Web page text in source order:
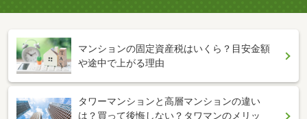
マンションの固定資産税はいくら？目安金額
や途中で上がる理由
タワーマンションと高層マンションの違い
は？買って後悔しない？タワマンのメリッ